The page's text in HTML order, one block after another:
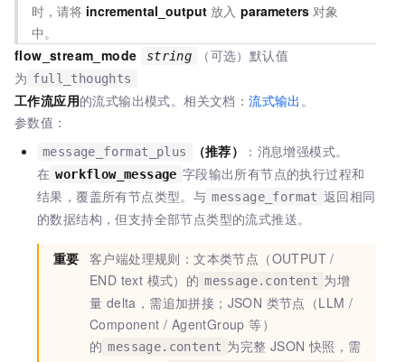
时，请将 incremental_output 放入 parameters 对象
中。
flow_stream_mode
string
（可选）默认值
为 full_thoughts
工作流应用的流式输出模式。相关文档：流式输出 。
参数值：
message_format_plus （推荐）
：消息增强模式。
在 workflow_message 字段输出所有节点的执行过程和
结果，覆盖所有节点类型。与 message_format 返回相同
的数据结构，但支持全部节点类型的流式推送。
重要 客户端处理规则：文本类节点（OUTPUT /
END text 模式）的 message.content 为增
量 delta，需追加拼接；JSON 类节点（LLM /
Component / AgentGroup 等）
的 message.content 为完整 JSON 快照，需